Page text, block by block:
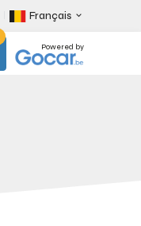
Français
Powered by